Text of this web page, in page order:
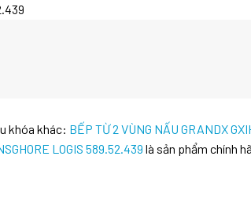
khóa khác: BẾP TỪ 2 VÙNG NẤU GRANDX
LOGIS 589.52.439 là sản phẩm chính